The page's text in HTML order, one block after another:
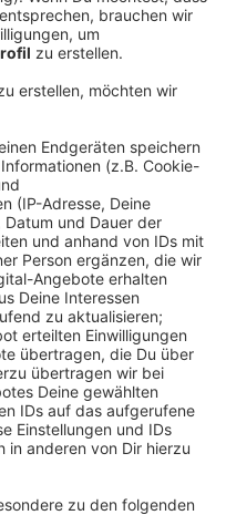
14:21
nach einem
des
im März einen
der Tatverdächtige
bedroht
gezogen,
sondern um die Krone
dem Spitznamen
hat ein